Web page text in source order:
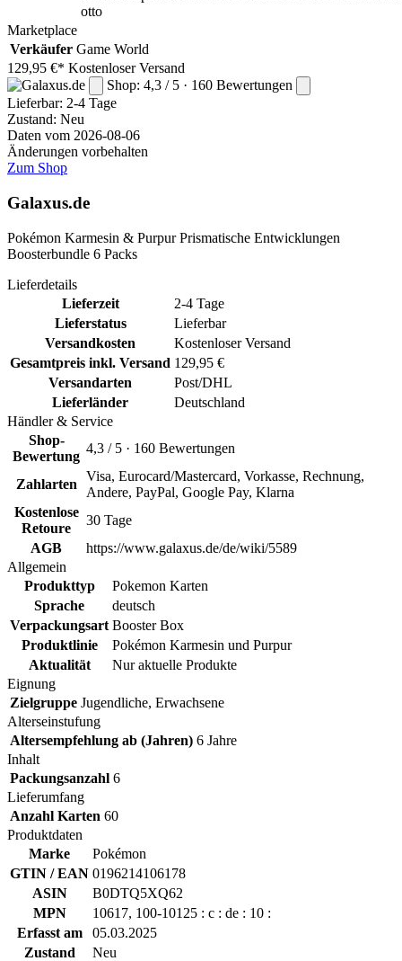
otto
Marketplace
Verkäufer Game World
129,95 €* Kostenloser Versand
Shop: 4,3 / 5 · 160 Bewertungen
Lieferbar: 2-4 Tage
Zustand: Neu
Daten vom 2026-08-06
Änderungen vorbehalten
Zum Shop
Galaxus.de
Pokémon Karmesin & Purpur Prismatische Entwicklungen
Boosterbundle 6 Packs
Lieferdetails
Lieferzeit
2-4 Tage
Lieferstatus
Lieferbar
Versandkosten
Kostenloser Versand
Gesamtpreis inkl. Versand 129,95 €
Versandarten
Post/DHL
Lieferländer
Deutschland
Händler & Service
Shop-
Bewertung
4,3 / 5 · 160 Bewertungen
Zahlarten
Visa, Eurocard/Mastercard, Vorkasse, Rechnung,
Andere, PayPal, Google Pay, Klarna
Kostenlose
Retoure
30 Tage
AGB
https://www.galaxus.de/de/wiki/5589
Allgemein
Produkttyp
Pokemon Karten
Sprache
deutsch
Verpackungsart Booster Box
Produktlinie
Pokémon Karmesin und Purpur
Aktualität
Nur aktuelle Produkte
Eignung
Zielgruppe Jugendliche, Erwachsene
Alterseinstufung
Altersempfehlung ab (Jahren) 6 Jahre
Inhalt
Packungsanzahl 6
Lieferumfang
Anzahl Karten 60
Produktdaten
Marke
Pokémon
GTIN / EAN 0196214106178
ASIN
B0DTQ5XQ62
MPN
10617, 100-10125 : c : de : 10 :
Erfasst am
05.03.2025
Zustand
Neu